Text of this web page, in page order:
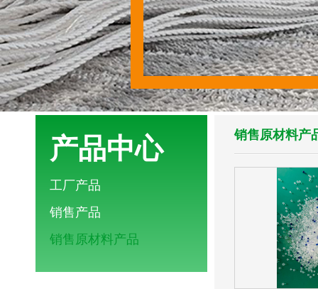
产品中心
工厂产品
销售产品
销售原材料产品
销售原材料产